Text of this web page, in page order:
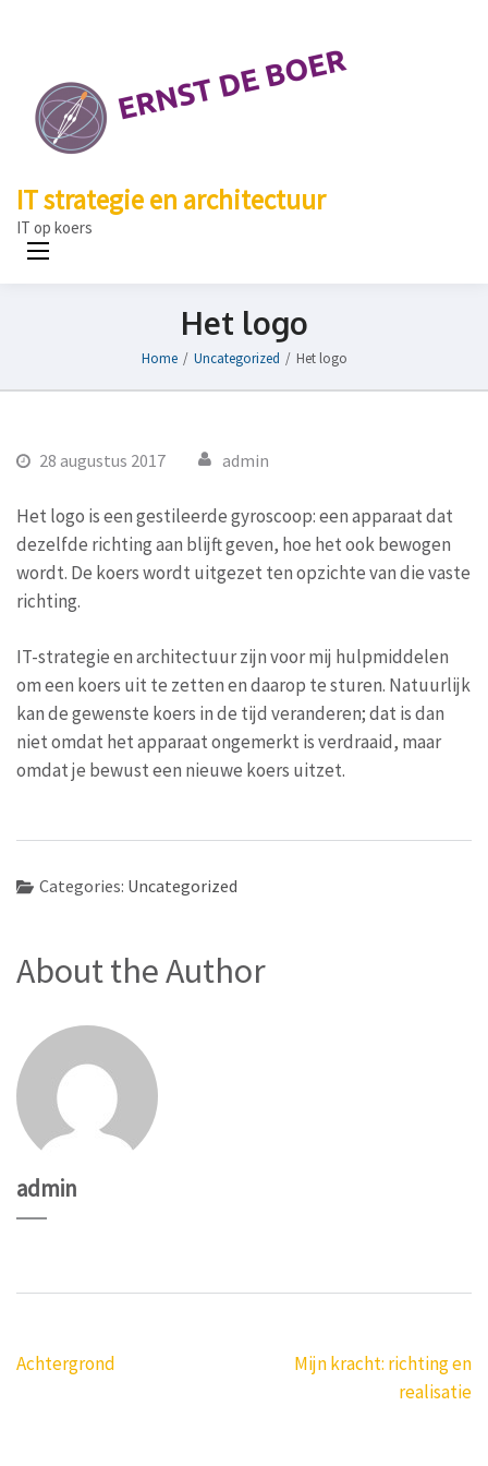
IT strategie en architectuur
IT op koers
Het logo
Home / Uncategorized / Het logo
28 augustus 2017 admin
Het logo is een gestileerde gyroscoop: een apparaat dat
dezelfde richting aan blijft geven, hoe het ook bewogen
wordt. De koers wordt uitgezet ten opzichte van die vaste
richting.
IT-strategie en architectuur zijn voor mij hulpmiddelen
om een koers uit te zetten en daarop te sturen. Natuurlijk
kan de gewenste koers in de tijd veranderen; dat is dan
niet omdat het apparaat ongemerkt is verdraaid, maar
omdat je bewust een nieuwe koers uitzet.
Categories: Uncategorized
About the Author
admin
Bericht
Achtergrond
Mijn kracht: richting en
realisatie